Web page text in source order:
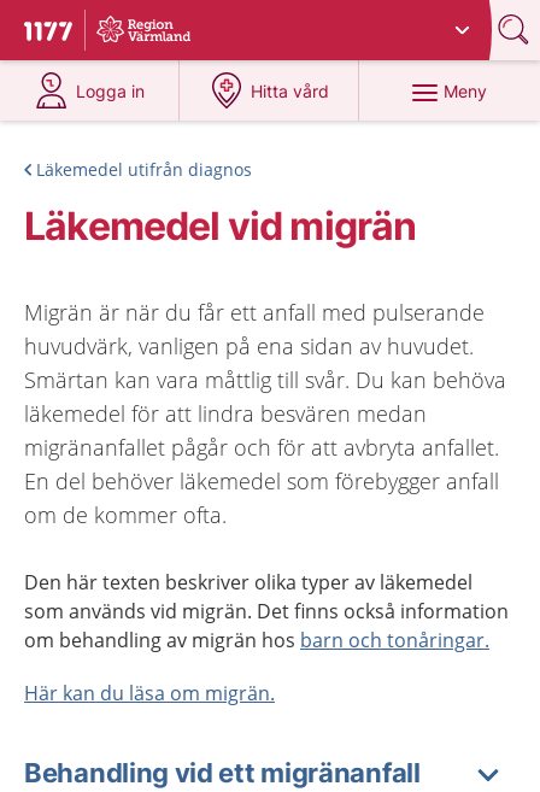
Till startsidan för 1177
Du har valt region
Logga in
på 1177.se
Hitta vård
på 1177.se
Meny
Läkemedel utifrån diagnos
Läkemedel vid migrän
Migrän är när du får ett anfall med pulserande
huvudvärk, vanligen på ena sidan av huvudet.
Smärtan kan vara måttlig till svår. Du kan behöva
läkemedel för att lindra besvären medan
migränanfallet pågår och för att avbryta anfallet.
En del behöver läkemedel som förebygger anfall
om de kommer ofta.
Den här texten beskriver olika typer av läkemedel
som används vid migrän. Det finns också information
om behandling av migrän hos barn och tonåringar.
Här kan du läsa om migrän.
Behandling vid ett migränanfall